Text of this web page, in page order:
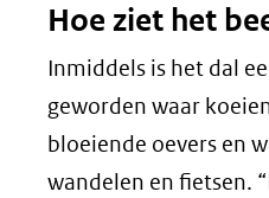
Hoe ziet het
Inmiddels is het dal
geworden waar
bloeiende oevers en
wandelen en fietsen.